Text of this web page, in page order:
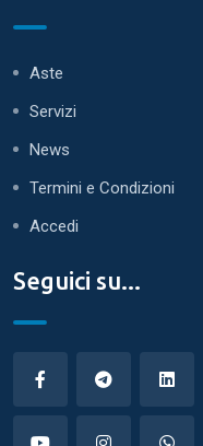
Aste
Servizi
News
Termini e Condizioni
Accedi
Seguici su...